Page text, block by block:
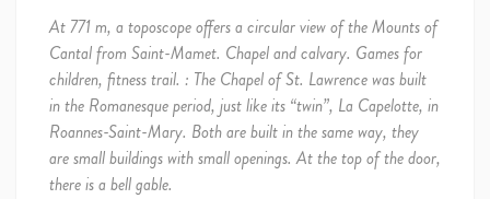
At 771 m, a toposcope offers a circular view of the Mounts of
Cantal from Saint-Mamet. Chapel and calvary. Games for
children, fitness trail. : The Chapel of St. Lawrence was built
in the Romanesque period, just like its “twin”, La Capelotte, in
Roannes-Saint-Mary. Both are built in the same way, they
are small buildings with small openings. At the top of the door,
there is a bell gable.